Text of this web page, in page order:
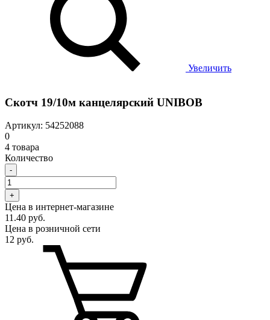
Увеличить
Скотч 19/10м канцелярский UNIBOB
Артикул: 54252088
0
4 товара
Количество
-
+
Цена в интернет-магазине
11.40 руб.
Цена в розничной сети
12 руб.